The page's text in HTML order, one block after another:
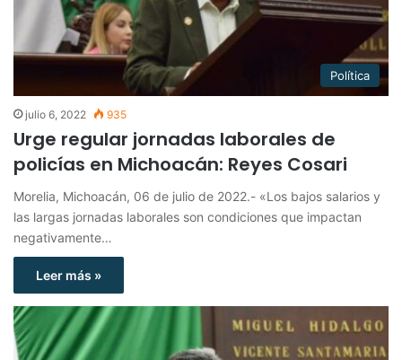
Política
julio 6, 2022 935
Urge regular jornadas laborales de
policías en Michoacán: Reyes Cosari
Morelia, Michoacán, 06 de julio de 2022.- «Los bajos salarios y
las largas jornadas laborales son condiciones que impactan
negativamente…
Leer más »